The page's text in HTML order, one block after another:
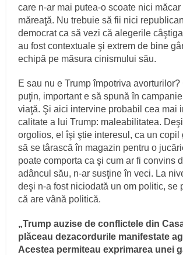
care n-ar mai putea-o scoate nici măcar
măreaţă. Nu trebuie să fii nici
democrat ca să vezi că alegerile
au fost contextuale şi extrem de bine
echipă pe măsura cinismului său.
E sau nu e Trump împotriva
puţin, important e să spună în
viaţă. Şi aici intervine probabil cea mai
calitate a lui Trump: maleabilitatea.
orgolios, el îşi ştie interesul, ca un copil
să se târască în magazin pentru o
poate comporta ca şi cum ar fi convins
adâncul său, n-ar susţine în veci. La
deşi n-a fost niciodată un om politic, se
că are vână politică.
„Trump auzise de conflictele din
plăceau dezacordurile manifestate
Acestea permiteau exprimarea unei